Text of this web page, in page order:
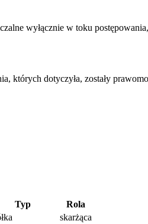
wyłącznie w toku
których dotyczyła, zostały
Typ
Rola
skarżąca